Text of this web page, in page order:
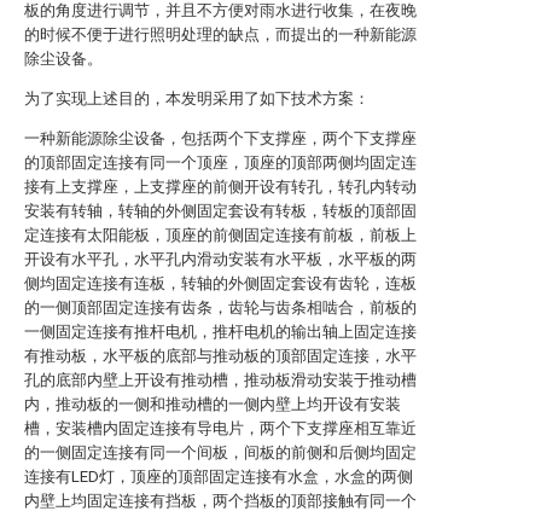
板的角度进行调节，并且不方便对雨水进行收集，在夜晚
的时候不便于进行照明处理的缺点，而提出的一种新能源
除尘设备。
为了实现上述目的，本发明采用了如下技术方案：
一种新能源除尘设备，包括两个下支撑座，两个下支撑座
的顶部固定连接有同一个顶座，顶座的顶部两侧均固定连
接有上支撑座，上支撑座的前侧开设有转孔，转孔内转动
安装有转轴，转轴的外侧固定套设有转板，转板的顶部固
定连接有太阳能板，顶座的前侧固定连接有前板，前板上
开设有水平孔，水平孔内滑动安装有水平板，水平板的两
侧均固定连接有连板，转轴的外侧固定套设有齿轮，连板
的一侧顶部固定连接有齿条，齿轮与齿条相啮合，前板的
一侧固定连接有推杆电机，推杆电机的输出轴上固定连接
有推动板，水平板的底部与推动板的顶部固定连接，水平
孔的底部内壁上开设有推动槽，推动板滑动安装于推动槽
内，推动板的一侧和推动槽的一侧内壁上均开设有安装
槽，安装槽内固定连接有导电片，两个下支撑座相互靠近
的一侧固定连接有同一个间板，间板的前侧和后侧均固定
连接有LED灯，顶座的顶部固定连接有水盒，水盒的两侧
内壁上均固定连接有挡板，两个挡板的顶部接触有同一个